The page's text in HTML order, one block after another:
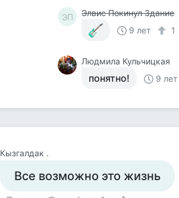
ЭП
Элвис Покинул Здание
9 лет
1
Людмила Кульчицкая
понятно! 9 лет
Кызгалдак .
Все возможно это жизнь